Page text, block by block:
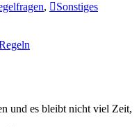
,
Sonstiges
und es bleibt nicht viel Zeit,